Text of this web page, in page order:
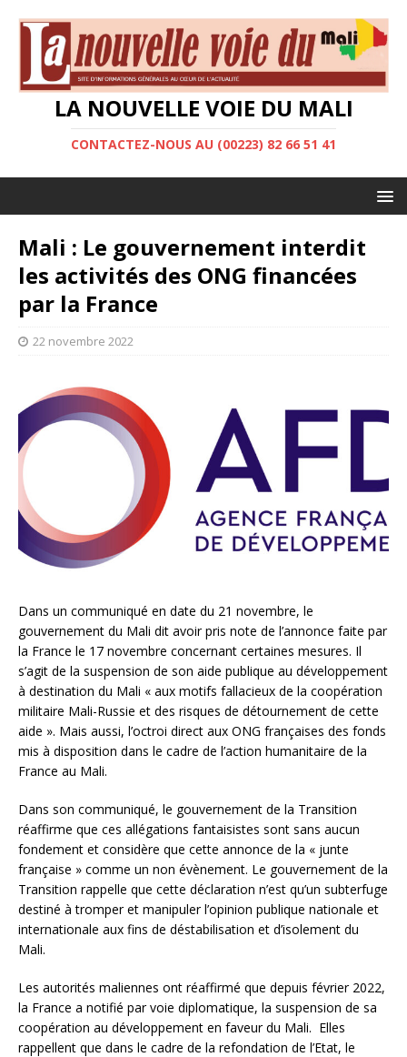
LA NOUVELLE VOIE DU MALI
CONTACTEZ-NOUS AU (00223) 82 66 51 41
Mali : Le gouvernement interdit
les activités des ONG financées
par la France
22 novembre 2022
Dans un communiqué en date du 21 novembre, le
gouvernement du Mali dit avoir pris note de l’annonce faite par
la France le 17 novembre concernant certaines mesures. Il
s’agit de la suspension de son aide publique au développement
à destination du Mali « aux motifs fallacieux de la coopération
militaire Mali-Russie et des risques de détournement de cette
aide ». Mais aussi, l’octroi direct aux ONG françaises des fonds
mis à disposition dans le cadre de l’action humanitaire de la
France au Mali.
Dans son communiqué, le gouvernement de la Transition
réaffirme que ces allégations fantaisistes sont sans aucun
fondement et considère que cette annonce de la « junte
française » comme un non évènement. Le gouvernement de la
Transition rappelle que cette déclaration n’est qu’un subterfuge
destiné à tromper et manipuler l’opinion publique nationale et
internationale aux fins de déstabilisation et d’isolement du
Mali.
Les autorités maliennes ont réaffirmé que depuis février 2022,
la France a notifié par voie diplomatique, la suspension de sa
coopération au développement en faveur du Mali. Elles
rappellent que dans le cadre de la refondation de l’Etat, le